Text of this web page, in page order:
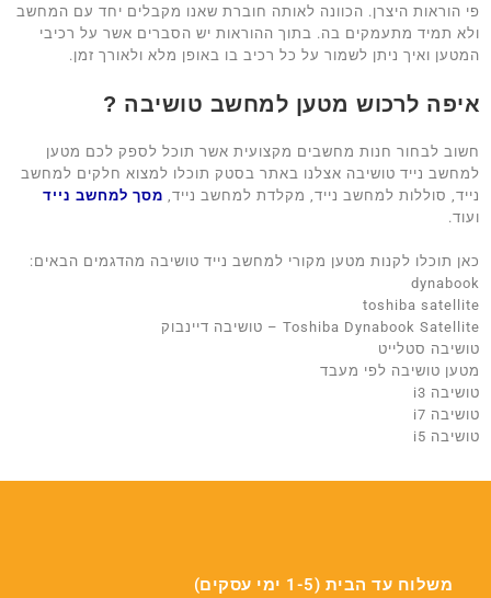
פי הוראות היצרן. הכוונה לאותה חוברת שאנו מקבלים יחד עם המחשב
ולא תמיד מתעמקים בה. בתוך ההוראות יש הסברים אשר על רכיבי
המטען ואיך ניתן לשמור על כל רכיב בו באופן מלא ולאורך זמן.
איפה לרכוש מטען למחשב טושיבה ?
חשוב לבחור חנות מחשבים מקצועית אשר תוכל לספק לכם מטען
למחשב נייד טושיבה אצלנו באתר בסטק תוכלו למצוא חלקים למחשב
נייד, סוללות למחשב נייד, מקלדת למחשב נייד, מסך למחשב נייד
ועוד.
כאן תוכלו לקנות מטען מקורי למחשב נייד טושיבה מהדגמים הבאים:
dynabook
toshiba satellite
Toshiba Dynabook Satellite – טושיבה דיינבוק
טושיבה סטלייט
מטען טושיבה לפי מעבד
טושיבה i3
טושיבה i7
טושיבה i5
משלוח עד הבית (1-5 ימי עסקים)